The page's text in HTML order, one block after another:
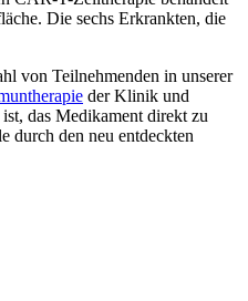
Die sechs Erkrankten, die
von Teilnehmenden in unserer
der Klinik und
das Medikament direkt zu
durch den neu entdeckten